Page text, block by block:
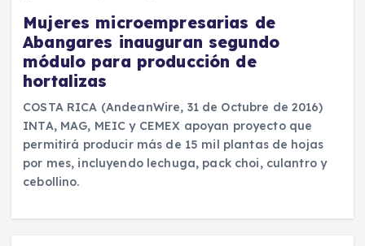
Mujeres microempresarias de
Abangares inauguran segundo
módulo para producción de
hortalizas
COSTA RICA (AndeanWire, 31 de Octubre de 2016)
INTA, MAG, MEIC y CEMEX apoyan proyecto que
permitirá producir más de 15 mil plantas de hojas
por mes, incluyendo lechuga, pack choi, culantro y
cebollino.